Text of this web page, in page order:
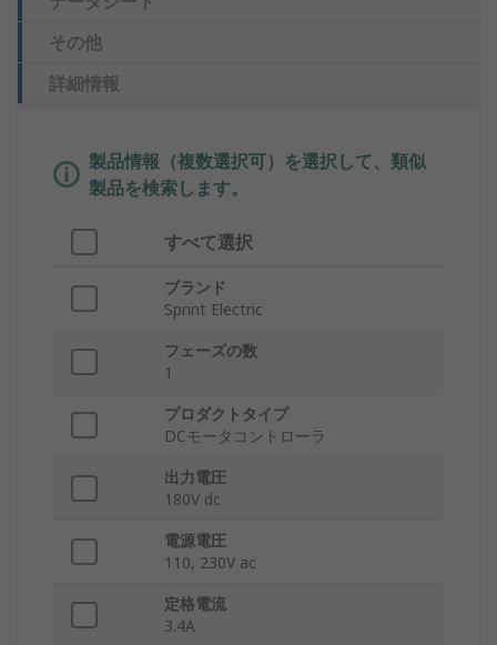
その他
詳細情報
製品情報（複数選択可）を選択して、類似
製品を検索します。
すべて選択
ブランド
Sprint Electric
フェーズの数
1
プロダクトタイプ
DCモータコントローラ
出力電圧
180V dc
電源電圧
110, 230V ac
定格電流
3.4A